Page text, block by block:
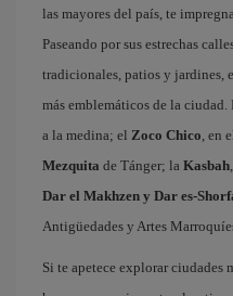
las mayores del país, te
Paseando por sus estrechas
tradicionales, patios y jardines,
más emblemáticos de la ciudad.
a la medina; el Zoco Chico, en
Mezquita de Tánger; la Kasbah
Dar el Makhzen y Dar es-
Antigüedades y Artes
Si te apetece explorar ciudades